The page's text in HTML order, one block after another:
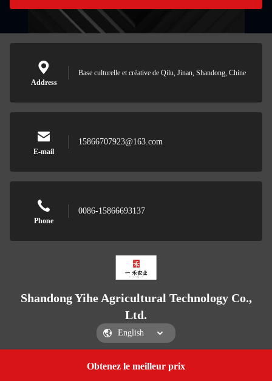
Obtenez le meilleur prix
Address
Base culturelle et créative de Qilu, Jinan, Shandong, Chine
E-mail
15866707923@163.com
Phone
0086-15866693137
Shandong Yihe Agricultural Technology Co.,
Ltd.
Shandong Yihe Agricultural Technology Co., Ltd.
Get a Quote